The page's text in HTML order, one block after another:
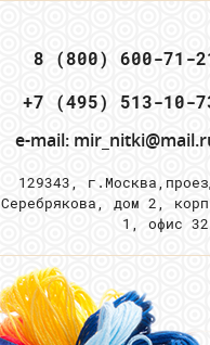
8 (800) 600-71-
e-mail:
129343, г.Москва,
Серебрякова, дом 2,
1, офис 32